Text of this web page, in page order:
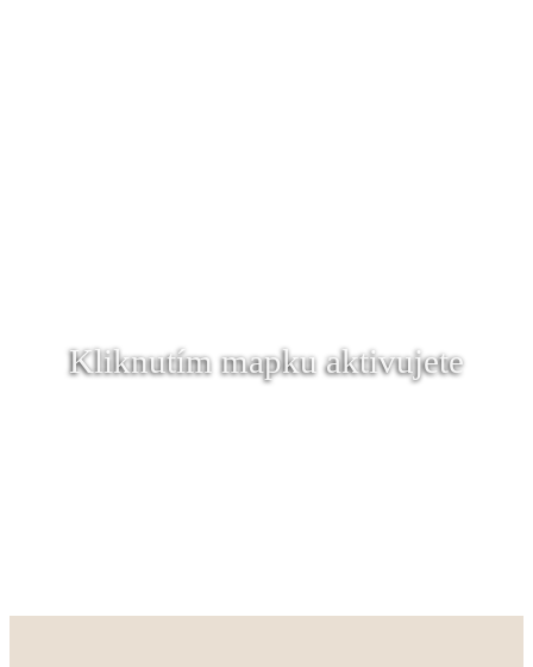
Kliknutím mapku aktivujete